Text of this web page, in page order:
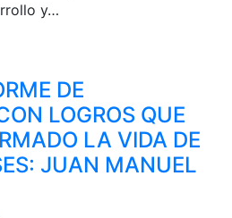
y…
DE
LOGROS QUE
LA VIDA DE
JUAN MANUEL